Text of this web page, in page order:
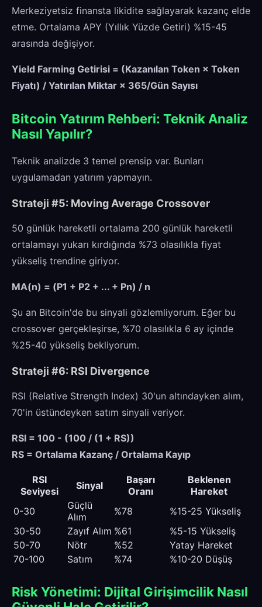
Merkeziyetsiz finansta likidite sağlayarak kazanç elde
etme. Ortalama APY (Yıllık Yüzde Getiri) %15-45
arasında değişiyor.
Yield Farming Getirisi = (Kazanılan Token × Token
Fiyatı) / Yatırılan Miktar × 365/Gün Sayısı
Bitcoin Yatırım Rehberi: Teknik Analiz
Nasıl Yapılır?
Teknik analizde 3 temel prensip var. Bunları
uygulamadan yatırım yapmayın.
Strateji #5: Moving Average Crossover
50 günlük hareketli ortalama 200 günlük hareketli
ortalamayı yukarı kırdığında %73 olasılıkla fiyat
yükseliş trendine giriyor.
MA(n) = (P1 + P2 + ... + Pn) / n
Şu an Bitcoin'de bu sinyali gözlemliyorum. Eğer bu
crossover gerçekleşirse, %70 olasılıkla 6 ay içinde
%25-40 yükseliş bekliyorum.
Strateji #6: RSI Divergence
RSI (Relative Strength Index) 30'un altındayken alım,
70'in üstündeyken satım sinyali veriyor.
RSI = 100 - (100 / (1 + RS))
RS = Ortalama Kazanç / Ortalama Kayıp
RSI
Seviyesi
Sinyal
Başarı
Oranı
Beklenen
Hareket
0-30
Güçlü
Alım
%78
%15-25 Yükseliş
30-50
Zayıf Alım %61
%5-15 Yükseliş
50-70
Nötr %52
Yatay Hareket
70-100
Satım %74 %10-20 Düşüş
Risk Yönetimi: Dijital Girişimcilik Nasıl